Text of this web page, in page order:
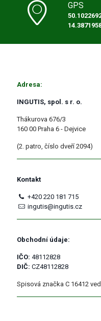
GPS
Adresa:
INGUTIS, spol. s r. o.
Thákurova 676/3
160 00 Praha 6 - Dejvice
(2. patro, číslo dveří 2094)
Kontakt
+420 220 181 715
ingutis@ingutis.cz
Obchodní údaje:
IČO: 48112828
DIČ: CZ48112828
Spisová značka C 16412